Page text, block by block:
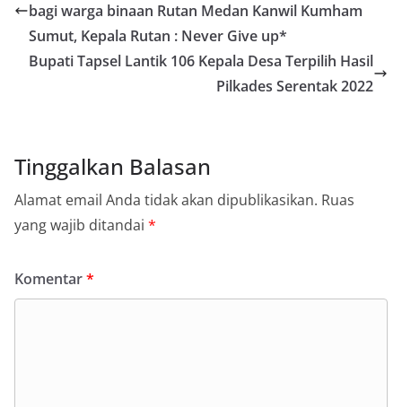
bagi warga binaan Rutan Medan Kanwil Kumham
Sumut, Kepala Rutan : Never Give up*
Bupati Tapsel Lantik 106 Kepala Desa Terpilih Hasil
Pilkades Serentak 2022
Tinggalkan Balasan
Alamat email Anda tidak akan dipublikasikan. Ruas
yang wajib ditandai *
Komentar*